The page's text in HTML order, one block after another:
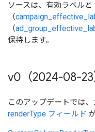
ソースは、有効ラベルと
（
（
保持します。
v0（2024-08-23
このアップデートでは
renderType フィールド